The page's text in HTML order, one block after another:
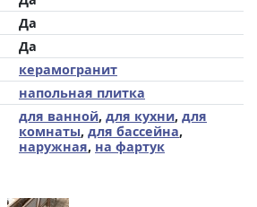
Да
Да
керамогранит
напольная плитка
для ванной, для кухни, для
комнаты, для бассейна,
наружная, на фартук